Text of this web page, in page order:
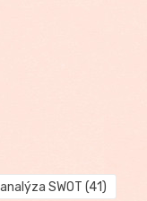
analýza SWOT (41)